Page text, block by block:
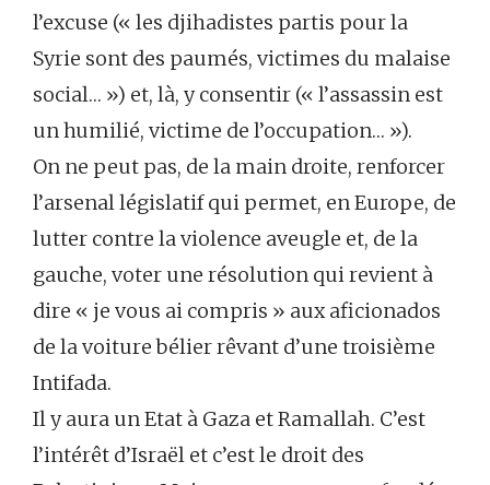
l’excuse (« les djihadistes partis pour la
Syrie sont des paumés, victimes du malaise
social… ») et, là, y consentir (« l’assassin est
un humilié, victime de l’occupation… »).
On ne peut pas, de la main droite, renforcer
l’arsenal législatif qui permet, en Europe, de
lutter contre la violence aveugle et, de la
gauche, voter une résolution qui revient à
dire « je vous ai compris » aux aficionados
de la voiture bélier rêvant d’une troisième
Intifada.
Il y aura un Etat à Gaza et Ramallah. C’est
l’intérêt d’Israël et c’est le droit des